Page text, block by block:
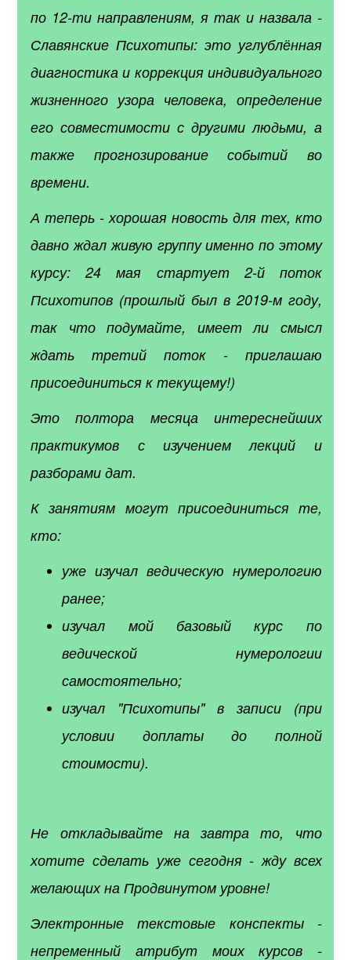
по 12-ти направлениям, я так и назвала -
Славянские Психотипы: это углублённая
диагностика и коррекция индивидуального
жизненного узора человека, определение
его совместимости с другими людьми, а
также прогнозирование событий во
времени.
А теперь - хорошая новость для тех, кто
давно ждал живую группу именно по этому
курсу: 24 мая стартует 2-й поток
Психотипов (прошлый был в 2019-м году,
так что подумайте, имеет ли смысл
ждать третий поток - приглашаю
присоединиться к текущему!)
Это полтора месяца интереснейших
практикумов с изучением лекций и
разборами дат.
К занятиям могут присоединиться те,
кто:
уже изучал ведическую нумерологию
ранее;
изучал мой базовый курс по
ведической нумерологии
самостоятельно;
изучал "Психотипы" в записи (при
условии доплаты до полной
стоимости).
Не откладывайте на завтра то, что
хотите сделать уже сегодня - жду всех
желающих на Продвинутом уровне!
Электронные текстовые конспекты -
непременный атрибут моих курсов -